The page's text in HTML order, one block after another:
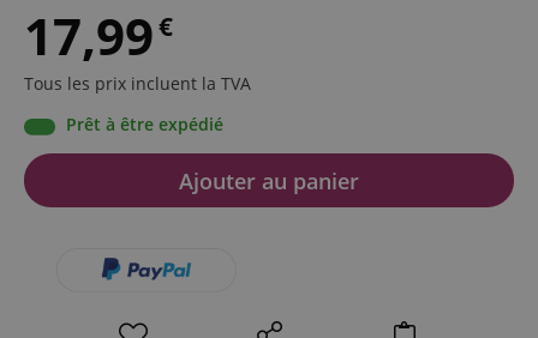
17,99€
Tous les prix incluent la TVA
Prêt à être expédié
Ajouter au panier